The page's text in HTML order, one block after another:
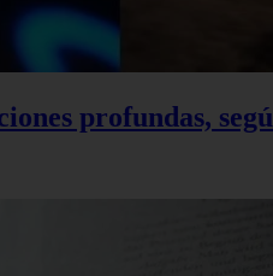
profundas,